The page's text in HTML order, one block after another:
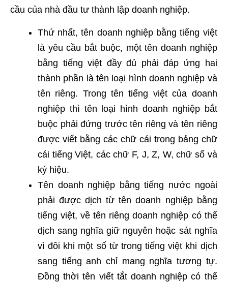
cầu của nhà đầu tư thành lập doanh nghiệp.
Thứ nhất, tên doanh nghiệp bằng tiếng việt
là yêu cầu bắt buộc, một tên doanh nghiệp
bằng tiếng việt đầy đủ phải đáp ứng hai
thành phần là tên loại hình doanh nghiệp và
tên riêng. Trong tên tiếng việt của doanh
nghiệp thì tên loại hình doanh nghiệp bắt
buộc phải đứng trước tên riêng và tên riêng
được viết bằng các chữ cái trong bảng chữ
cái tiếng Việt, các chữ F, J, Z, W, chữ số và
ký hiệu.
Tên doanh nghiệp bằng tiếng nước ngoài
phải được dịch từ tên doanh nghiệp bằng
tiếng việt, về tên riêng doanh nghiệp có thể
dịch sang nghĩa giữ nguyên hoặc sát nghĩa
vì đôi khi một số từ trong tiếng việt khi dịch
sang tiếng anh chỉ mang nghĩa tương tự.
Đồng thời tên viết tắt doanh nghiệp có thể